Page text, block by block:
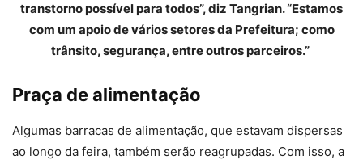
transtorno possível para todos”, diz Tangrian. “Estamos
com um apoio de vários setores da Prefeitura; como
trânsito, segurança, entre outros parceiros.”
Praça de alimentação
Algumas barracas de alimentação, que estavam dispersas
ao longo da feira, também serão reagrupadas. Com isso, a